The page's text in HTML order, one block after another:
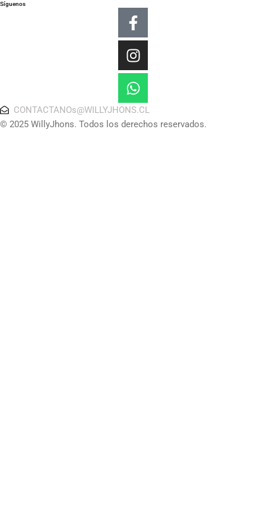
Síguenos
Facebook-
f
Instagram
Whatsapp
CONTACTANOs@WILLYJHONS.CL
© 2025 WillyJhons. Todos los derechos reservados.